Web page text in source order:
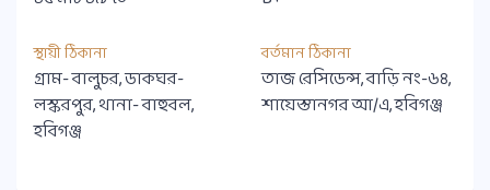
স্থায়ী ঠিকানা
গ্রাম- বালুচর, ডাকঘর-
লস্করপুর, থানা- বাহুবল,
হবিগঞ্জ
বর্তমান ঠিকানা
তাজ রেসিডেন্স, বাড়ি নং-৬৪,
শায়েস্তানগর আ/এ, হবিগঞ্জ